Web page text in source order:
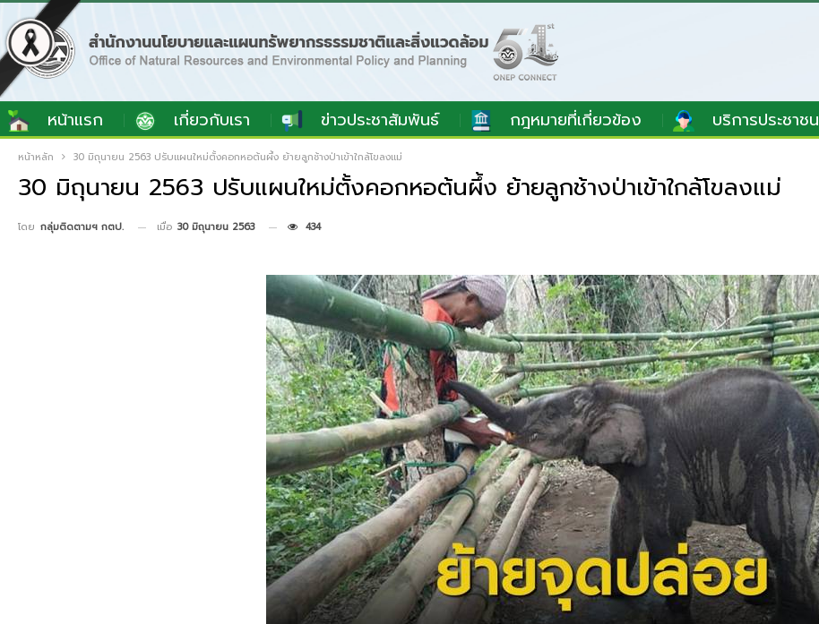
หน้าแรก เกี่ยวกับเรา ข่าวประชาสัมพันธ์ กฎหมายที่เกี่ยวข้อง บริการประชาชน
หน้าหลัก 30 มิถุนายน 2563 ปรับแผนใหม่ตั้งคอกหอต้นผึ้ง ย้ายลูกช้างป่าเข้าใกล้โขลงแม่
30 มิถุนายน 2563 ปรับแผนใหม่ตั้งคอกหอต้นผึ้ง ย้ายลูกช้างป่าเข้าใกล้โขลงแม่
โดย กลุ่มติดตามฯ กตป. เมื่อ 30 มิถุนายน 2563 434